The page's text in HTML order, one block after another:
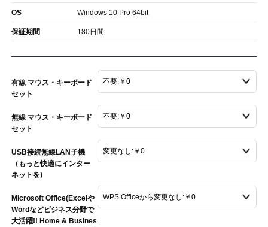
OS Windows 10 Pro 64bit
保証期間 180日間
有線 マウス・キーボード
セット
無線 マウス・キーボード
セット
USB接続無線LAN子機
（もっと快適にインター
ネットを)
Microsoft Office(Excelや
Wordなどビジネス分野で
大活躍!! Home & Busines